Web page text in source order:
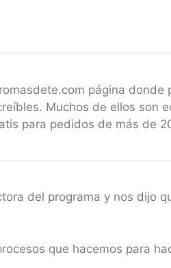
página
Muchos de ellos son
para pedidos de más de
del programa y nos dijo
que hacemos para